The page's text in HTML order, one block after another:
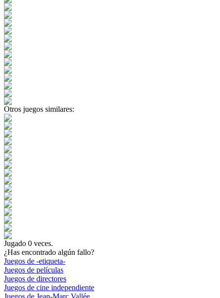
Otros juegos similares:
Jugado 0 veces.
¿Has encontrado algún fallo?
Juegos de -etiqueta-
Juegos de películas
Juegos de directores
Juegos de cine independiente
Juegos de Jean-Marc Vallée